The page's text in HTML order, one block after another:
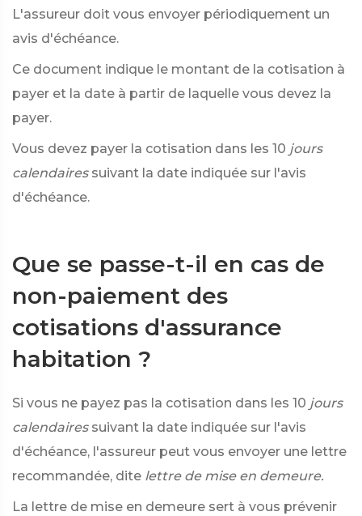
L'assureur doit vous envoyer périodiquement un
avis d'échéance.
Ce document indique le montant de la cotisation à
payer et la date à partir de laquelle vous devez la
payer.
Vous devez payer la cotisation dans les 10 jours
calendaires suivant la date indiquée sur l'avis
d'échéance.
Que se passe-t-il en cas de
non-paiement des
cotisations d'assurance
habitation ?
Si vous ne payez pas la cotisation dans les 10 jours
calendaires suivant la date indiquée sur l'avis
d'échéance, l'assureur peut vous envoyer une lettre
recommandée, dite lettre de mise en demeure.
La lettre de mise en demeure sert à vous prévenir